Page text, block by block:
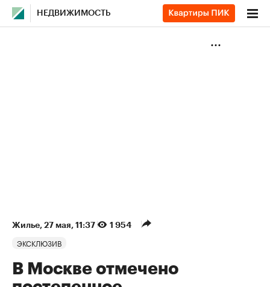
НЕДВИЖИМОСТЬ
Жилье⁠, 27 мая, 11:37 1 954
ЭКСКЛЮЗИВ
В Москве отмечено